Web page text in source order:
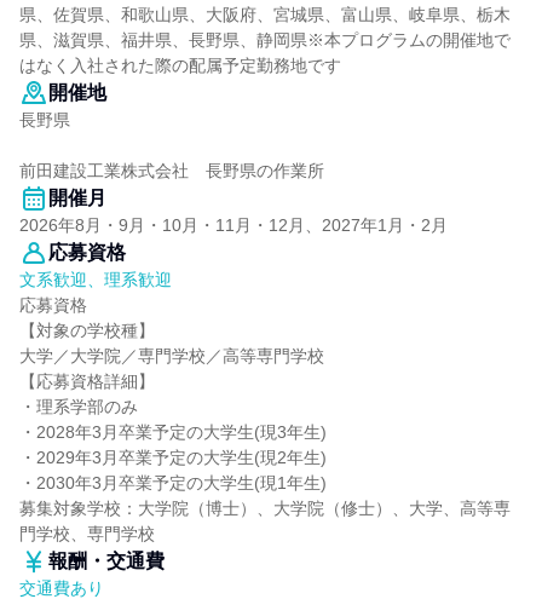
県、佐賀県、和歌山県、大阪府、宮城県、富山県、岐阜県、栃木
県、滋賀県、福井県、長野県、静岡県※本プログラムの開催地で
はなく入社された際の配属予定勤務地です
開催地
長野県
前田建設工業株式会社 長野県の作業所
開催月
2026年8月・9月・10月・11月・12月、2027年1月・2月
応募資格
文系歓迎、理系歓迎
応募資格
【対象の学校種】
大学／大学院／専門学校／高等専門学校
【応募資格詳細】
・理系学部のみ
・2028年3月卒業予定の大学生(現3年生)
・2029年3月卒業予定の大学生(現2年生)
・2030年3月卒業予定の大学生(現1年生)
募集対象学校：大学院（博士）、大学院（修士）、大学、高等専
門学校、専門学校
報酬・交通費
交通費あり